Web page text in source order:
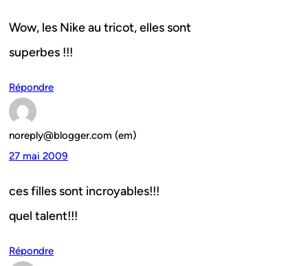
Wow, les Nike au tricot, elles sont
superbes !!!
Répondre
noreply@blogger.com (em)
27 mai 2009
ces filles sont incroyables!!!
quel talent!!!
Répondre